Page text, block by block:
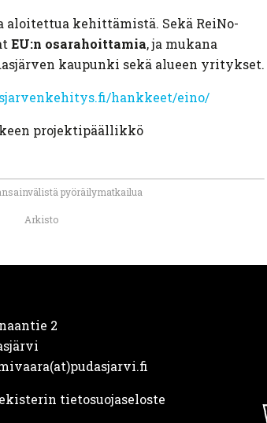
aloitettua kehittämistä. Sekä ReiNo-
EU:n osarahoittamia, ja mukana
kaupunki sekä alueen yritykset.
hankkeet/eino/
projektipäällikkö
pyöräilymatkailua
Arkisto
2
tietosuojaseloste